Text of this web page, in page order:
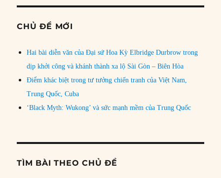
CHỦ ĐỀ MỚI
Hai bài diễn văn của Đại sứ Hoa Kỳ Elbridge Durbrow trong
dịp khởi công và khánh thành xa lộ Sài Gòn – Biên Hòa
Điểm khác biệt trong tư tưởng chiến tranh của Việt Nam,
Trung Quốc, Cuba
‘Black Myth: Wukong’ và sức mạnh mềm của Trung Quốc
TÌM BÀI THEO CHỦ ĐỀ